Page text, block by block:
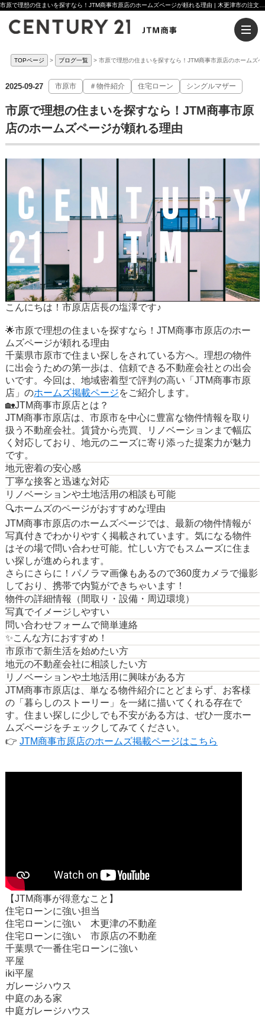
TOPページ ブログ一覧 市原で理想の住まいを探すなら！JTM商事市原店のホームズ
2025-09-27 市原市 ＃物件紹介 住宅ローン シングルマザー
市原で理想の住まいを探すなら！JTM商事市原
店のホームズページが頼れる理由
こんにちは！市原店店長の塩澤です♪
🌟市原で理想の住まいを探すなら！JTM商事市原店のホー
ムズページが頼れる理由
千葉県市原市で住まい探しをされている方へ。理想の物件
に出会うための第一歩は、信頼できる不動産会社との出会
いです。今回は、地域密着型で評判の高い「JTM商事市原
店」のホームズ掲載ページをご紹介します。
🏡JTM商事市原店とは？
JTM商事市原店は、市原市を中心に豊富な物件情報を取り
扱う不動産会社。賃貸から売買、リノベーションまで幅広
く対応しており、地元のニーズに寄り添った提案力が魅力
です。
地元密着の安心感
丁寧な接客と迅速な対応
リノベーションや土地活用の相談も可能
🔍ホームズのページがおすすめな理由
JTM商事市原店のホームズページでは、最新の物件情報が
写真付きでわかりやすく掲載されています。気になる物件
はその場で問い合わせ可能。忙しい方でもスムーズに住ま
い探しが進められます。
さらにさらに！パノラマ画像もあるので360度カメラで撮影
しており、携帯で内覧ができちゃいます！
物件の詳細情報（間取り・設備・周辺環境）
写真でイメージしやすい
問い合わせフォームで簡単連絡
✨こんな方におすすめ！
市原市で新生活を始めたい方
地元の不動産会社に相談したい方
リノベーションや土地活用に興味がある方
JTM商事市原店は、単なる物件紹介にとどまらず、お客様
の「暮らしのストーリー」を一緒に描いてくれる存在で
す。住まい探しに少しでも不安がある方は、ぜひ一度ホー
ムズページをチェックしてみてください。
👉 JTM商事市原店のホームズ掲載ページはこちら
【JTM商事が得意なこと】
住宅ローンに強い担当
住宅ローンに強い 木更津の不動産
住宅ローンに強い 市原店の不動産
千葉県で一番住宅ローンに強い
平屋
iki平屋
ガレージハウス
中庭のある家
中庭ガレージハウス